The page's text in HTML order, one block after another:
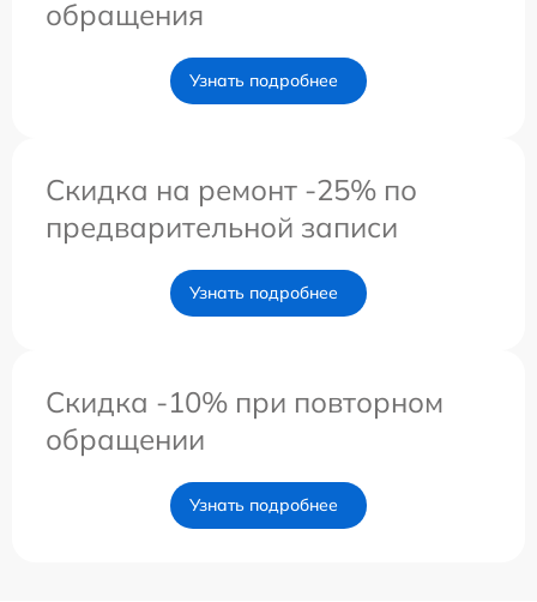
обращения
Узнать подробнее
Скидка на ремонт -25% по
предварительной записи
Узнать подробнее
Скидка -10% при повторном
обращении
Узнать подробнее